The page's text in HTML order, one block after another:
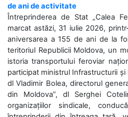
de ani de activitate
Întreprinderea de Stat „Calea
marcat astăzi, 31 iulie 2026,
aniversarea a 155 de ani de la
teritoriul Republicii Moldova, un
istoria transportului feroviar
participat ministrul Infrastructurii și
dl Vladimir Bolea, directorul
din Moldova”, dl Serghei
organizațiilor sindicale,